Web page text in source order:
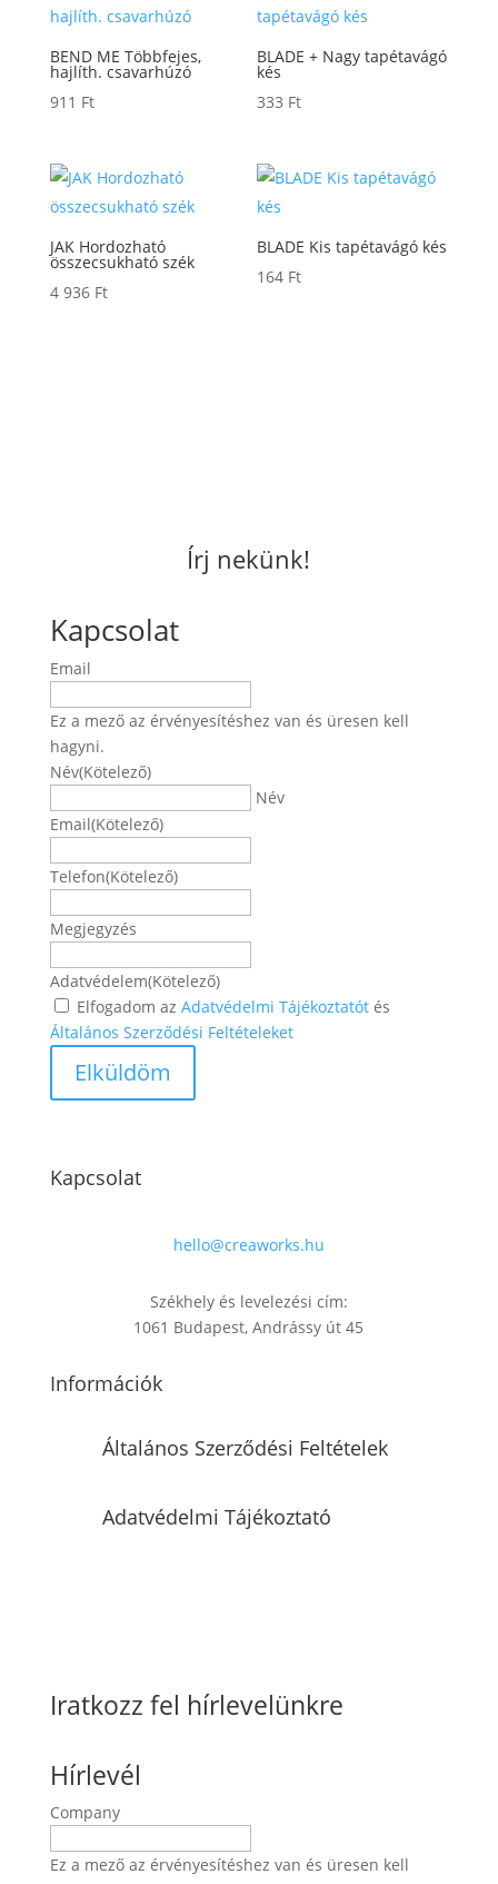
BEND ME Többfejes,
hajlíth. csavarhúzó
911 Ft
BLADE + Nagy tapétavágó
kés
333 Ft
JAK Hordozható
összecsukható szék
4 936 Ft
BLADE Kis tapétavágó kés
164 Ft
Írj nekünk!
Kapcsolat
Email
Ez a mező az érvényesítéshez van és üresen kell
hagyni.
Név(Kötelező)
Név
Email(Kötelező)
Telefon(Kötelező)
Megjegyzés
Adatvédelem(Kötelező)
Elfogadom az Adatvédelmi Tájékoztatótés
Általános Szerződési Feltételeket
Kapcsolat
hello@creaworks.hu
Székhely és levelezési cím:
1061 Budapest, Andrássy út 45
Információk
Általános Szerződési Feltételek
Adatvédelmi Tájékoztató
Iratkozz fel hírlevelünkre
Hírlevél
Company
Ez a mező az érvényesítéshez van és üresen kell